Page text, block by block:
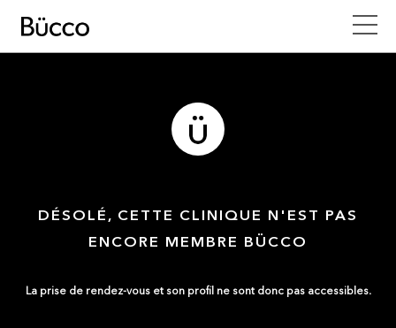
DÉSOLÉ, CETTE CLINIQUE N'EST PAS
ENCORE MEMBRE BÜCCO
La prise de rendez-vous et son profil ne sont donc pas accessibles.